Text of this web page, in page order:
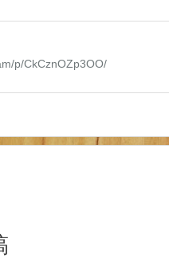
p/CkCznOZp3OO/